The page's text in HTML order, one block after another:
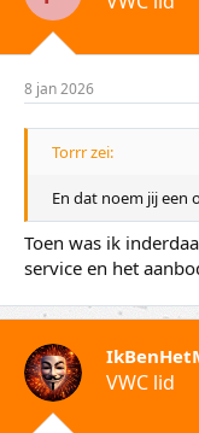
i
n
e
n
8 jan 2026
Torrr zei:
En dat noem jij een
Toen was ik
service en het
VWC lid